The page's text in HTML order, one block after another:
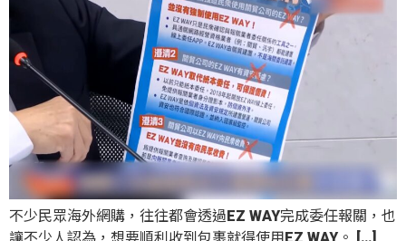
不少民眾海外網購，往往都會透過EZ WAY完成委任報關，也